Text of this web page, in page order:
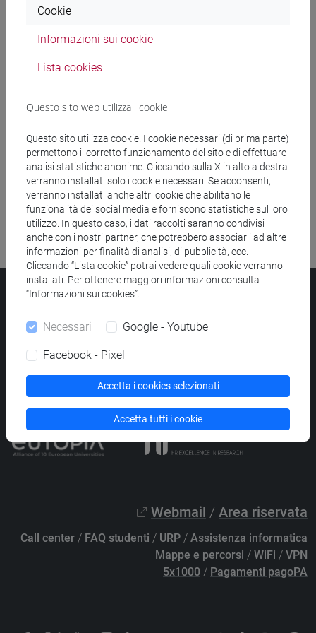
Ricerca insegnamenti
Ricerca pubblicazioni
Ricerca risorse bibliografiche
Università Ca’ Foscari
PECprotocollo@pec.unive.it
Privacy/Cookies/Credits e note legali
Elenco siti tematici
Webmail / Area riservata
Call center / FAQ studenti / URP / Assistenza informatica
Mappe e percorsi / WiFi / VPN
5x1000 / Pagamenti pagoPA
Cookie
Informazioni sui cookie
Lista cookies
Questo sito web utilizza i cookie
Questo sito utilizza cookie. I cookie necessari (di prima parte)
permettono il corretto funzionamento del sito e di effettuare
analisi statistiche anonime. Cliccando sulla X in alto a destra
verranno installati solo i cookie necessari. Se acconsenti,
verranno installati anche altri cookie che abilitano le
funzionalità dei social media e forniscono statistiche sul loro
utilizzo. In questo caso, i dati raccolti saranno condivisi
anche con i nostri partner, che potrebbero associarli ad altre
informazioni per finalità di analisi, di pubblicità, ecc.
Cliccando “Lista cookie” potrai vedere quali cookie verranno
installati. Per ottenere maggiori informazioni consulta
“Informazioni sui cookies”.
Necessari Google - Youtube
Facebook - Pixel
Accetta i cookies selezionati
Accetta tutti i cookie